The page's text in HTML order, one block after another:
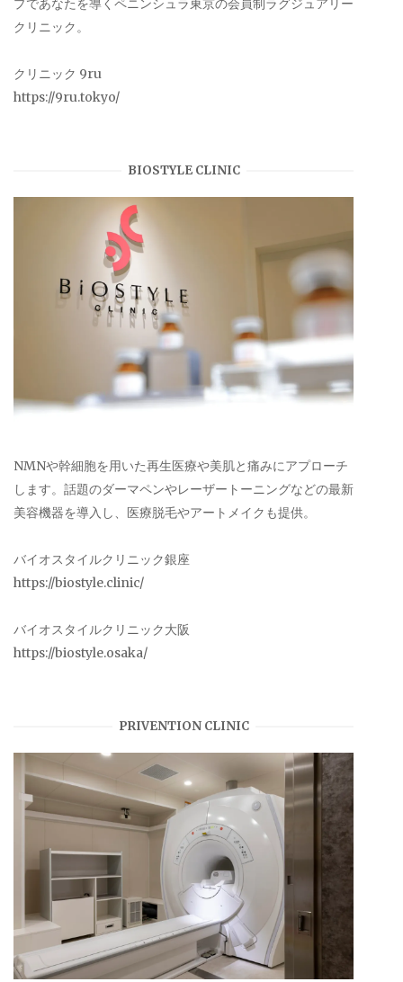
プであなたを導くペニンシュラ東京の会員制ラグジュアリー
クリニック。
クリニック 9ru
https://9ru.tokyo/
BIOSTYLE CLINIC
NMNや幹細胞を用いた再生医療や美肌と痛みにアプローチ
します。話題のダーマペンやレーザートーニングなどの最新
美容機器を導入し、医療脱毛やアートメイクも提供。
バイオスタイルクリニック銀座
https://biostyle.clinic/
バイオスタイルクリニック大阪
https://biostyle.osaka/
PRIVENTION CLINIC